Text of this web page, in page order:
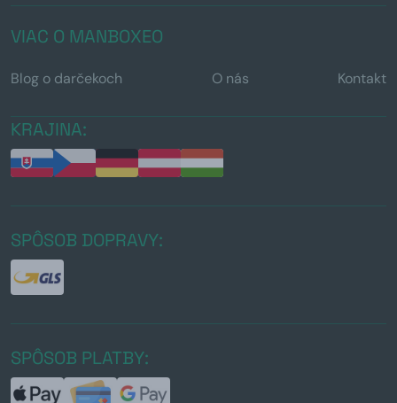
VIAC O MANBOXEO
Blog o darčekoch O nás Kontakt
KRAJINA:
SPÔSOB DOPRAVY:
SPÔSOB PLATBY: